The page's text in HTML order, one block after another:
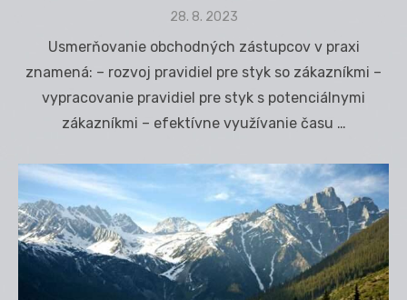
Posted
28. 8. 2023
Usmerňovanie obchodných zástupcov v praxi
znamená: – rozvoj pravidiel pre styk so zákazníkmi –
vypracovanie pravidiel pre styk s potenciálnymi
zákazníkmi – efektívne využívanie času …